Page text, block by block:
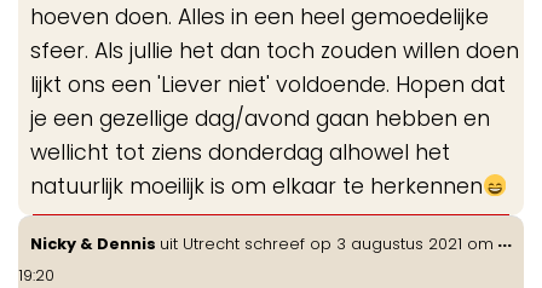
hoeven doen. Alles in een heel gemoedelijke
sfeer. Als jullie het dan toch zouden willen doen
lijkt ons een 'Liever niet' voldoende. Hopen dat
je een gezellige dag/avond gaan hebben en
wellicht tot ziens donderdag alhowel het
natuurlijk moeilijk is om elkaar te herkennen
Nicky & Dennis uit Utrecht schreef op 3 augustus 2021 om
19:20
...